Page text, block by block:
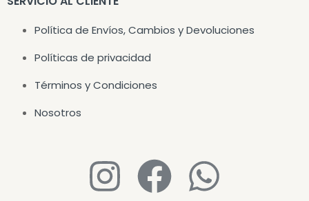
Política de Envíos, Cambios y Devoluciones
Políticas de privacidad
Términos y Condiciones
Nosotros